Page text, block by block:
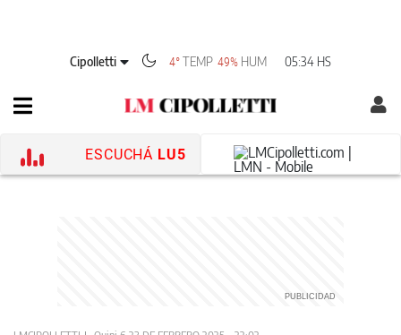
Cipolletti 4°TEMP 49% HUM 05:34 HS
ESCUCHÁ LU5